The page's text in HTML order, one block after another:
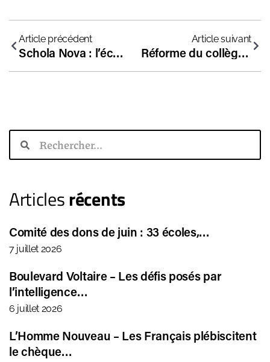
Article précédent
Schola Nova : l’école atypique de Belgique
Article suivant
Réforme du collège : non à la fin des langues anciennes
Articlesrécents
Comité des dons de juin : 33 écoles,…
7 juillet 2026
Boulevard Voltaire – Les défis posés par
l’intelligence…
6 juillet 2026
L’Homme Nouveau – Les Français plébiscitent
le chèque…